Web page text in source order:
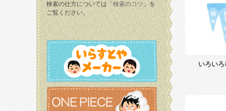
検索の仕方については「 検索のコツ 」を
ご覧ください。
いろい